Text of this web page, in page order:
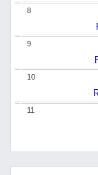
8
9
10
11